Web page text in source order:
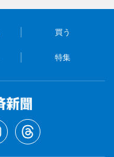
買う
特集